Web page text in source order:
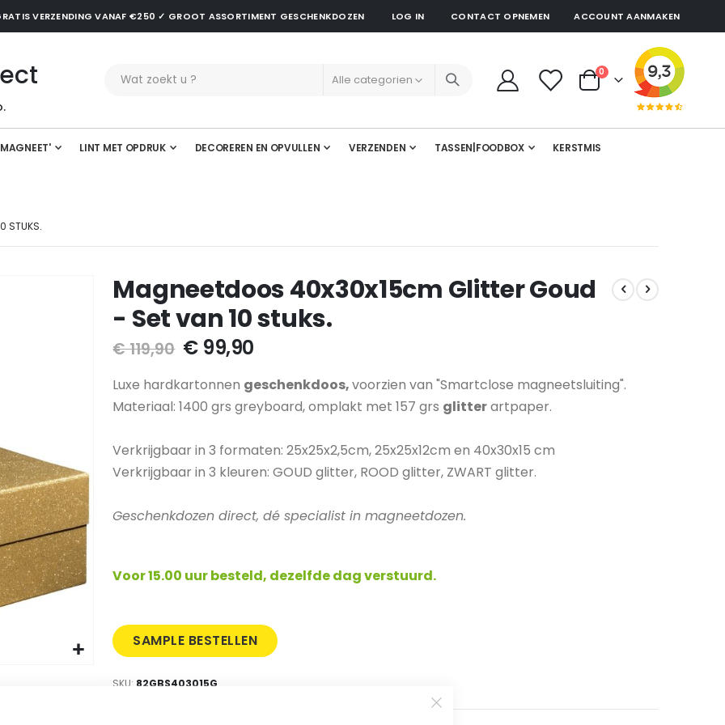
VERZENDING VANAF €250 ✓ GROOT ASSORTIMENT GESCHENKDOZEN LOG IN CONTACT OPNEMEN ACCOUNT AANMAKEN
Cart
0producten
LINT MET OPDRUK DECOREREN EN OPVULLEN VERZENDEN TASSEN|FOODBOX KERSTMIS
STUKS.
Magneetdoos 40x30x15cm Glitter Goud
- Set van 10 stuks.
€ 119,90 € 99,90
Luxe hardkartonnen geschenkdoos,voorzien van "Smartclose magneetsluiting".
Materiaal: 1400 grs greyboard, omplakt met 157 grs glitterartpaper.
Verkrijgbaar in 3 formaten: 25x25x2,5cm, 25x25x12cm en 40x30x15 cm
Verkrijgbaar in 3 kleuren: GOUD glitter, ROOD glitter, ZWART glitter.
Geschenkdozen direct, dé specialist in magneetdozen.
Voor 15.00 uur besteld, dezelfde dag verstuurd.
SAMPLE BESTELLEN
SKU 82GBS403015G